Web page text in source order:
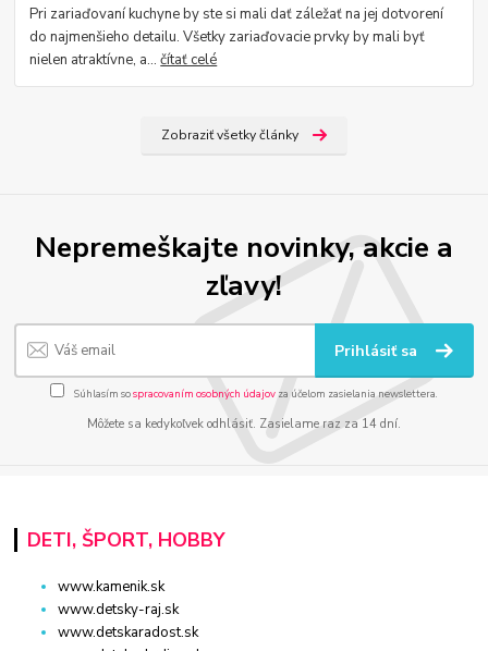
Pri zariaďovaní kuchyne by ste si mali dať záležať na jej dotvorení
do najmenšieho detailu. Všetky zariaďovacie prvky by mali byť
nielen atraktívne, a...čítať celé
Zobraziť všetky články
Nepremeškajte novinky, akcie a
zľavy!
Prihlásiť sa
Súhlasím sospracovaním osobných údajov za účelom zasielania newslettera.
Môžete sa kedykoľvek odhlásiť. Zasielame raz za 14 dní.
DETI, ŠPORT, HOBBY
www.kamenik.sk
www.detsky-raj.sk
www.detskaradost.sk